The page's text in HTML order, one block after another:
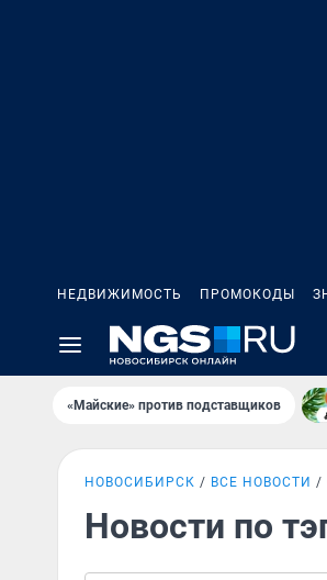
НЕДВИЖИМОСТЬ ПРОМОКОДЫ
«Майские» против подставщиков
НОВОСИБИРСК ВСЕ НОВОСТИ
Новости по